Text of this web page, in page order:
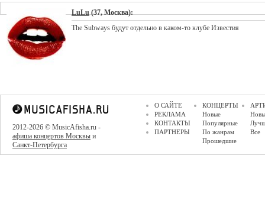
LuLu (37, Москва):
The Subways будут отдельно в каком-то клубе Известия
2012-2026 © MusicAfisha.ru -
афиша концертов Москвы и
Санкт-Петербурга
О САЙТЕ
РЕКЛАМА
КОНТАКТЫ
ПАРТНЕРЫ
КОНЦЕРТЫ
Новые
Популярные
По жанрам
Прошедшие
Все